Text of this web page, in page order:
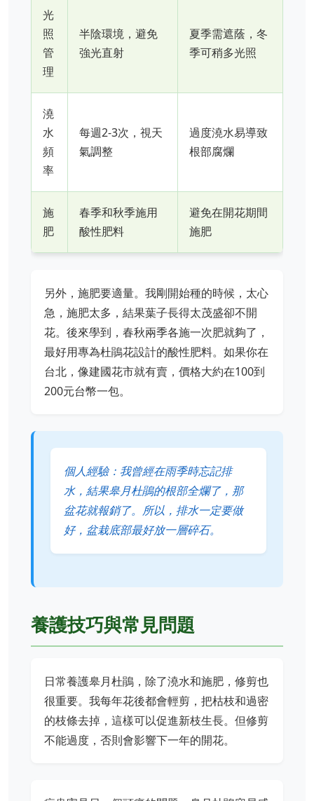
光
照
管
理
半陰環境，避免
強光直射
夏季需遮蔭，冬
季可稍多光照
澆
水
頻
率
每週2-3次，視天
氣調整
過度澆水易導致
根部腐爛
施
肥
春季和秋季施用
酸性肥料
避免在開花期間
施肥
另外，施肥要適量。我剛開始種的時候，太心
急，施肥太多，結果葉子長得太茂盛卻不開
花。後來學到，春秋兩季各施一次肥就夠了，
最好用專為杜鵑花設計的酸性肥料。如果你在
台北，像建國花市就有賣，價格大約在100到
200元台幣一包。
個人經驗：我曾經在雨季時忘記排
水，結果皋月杜鵑的根部全爛了，那
盆花就報銷了。所以，排水一定要做
好，盆栽底部最好放一層碎石。
養護技巧與常見問題
日常養護皋月杜鵑，除了澆水和施肥，修剪也
很重要。我每年花後都會輕剪，把枯枝和過密
的枝條去掉，這樣可以促進新枝生長。但修剪
不能過度，否則會影響下一年的開花。